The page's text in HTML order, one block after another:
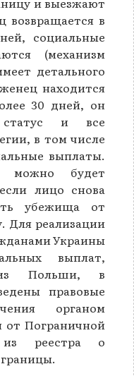
в
социальные
(механизм
детального
находится
30 дней, он
статус и все
в том числе
выплаты.
можно будет
лицо снова
убежища от
Для реализации
Украины
выплат,
Польши, в
правовые
органом
от Пограничной
реестра о